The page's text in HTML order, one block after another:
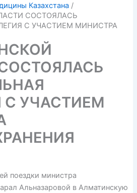
Казахстана
СОСТОЯЛАСЬ
С УЧАСТИЕМ МИНИСТРА
С УЧАСТИЕМ
поездки министра
Альназаровой в Алматинскую